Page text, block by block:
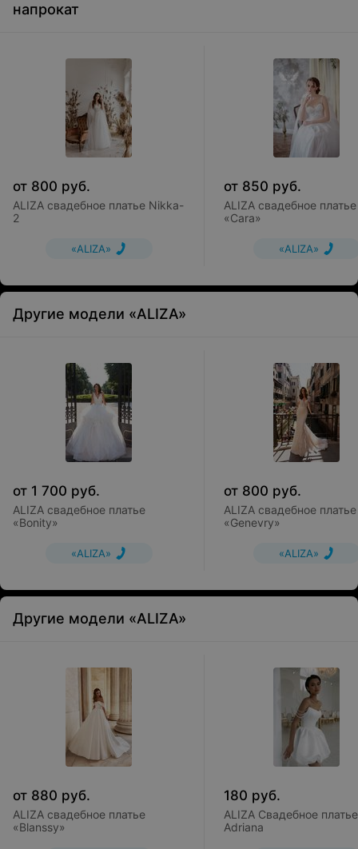
напрокат
от 800 руб.
ALIZA свадебное платье Nikka-
2
«ALIZA»
от 850 руб.
ALIZA свадебное платье
«Cara»
«ALIZA»
Другие модели «ALIZA»
от 1 700 руб.
ALIZA свадебное платье
«Bonity»
«ALIZA»
от 800 руб.
ALIZA свадебное платье
«Genevry»
«ALIZA»
Другие модели «ALIZA»
от 880 руб.
ALIZA свадебное платье
«Blanssy»
180 руб.
ALIZA Свадебное платье
Adriana